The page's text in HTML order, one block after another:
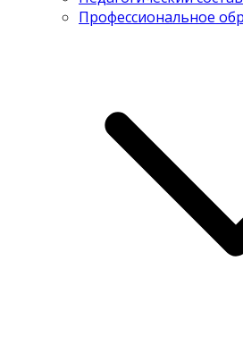
Профессиональное